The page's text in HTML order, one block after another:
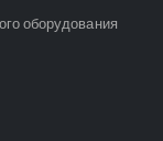
оборудования